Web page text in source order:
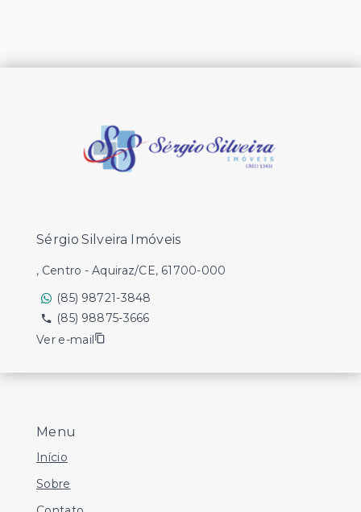
Menu
Início
Sobre
Sérgio Silveira Imóveis
, Centro - Aquiraz/CE, 61700-000
(85) 98721-3848
(85) 98875-3666
Ver e-mail